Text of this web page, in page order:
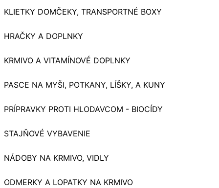
KLIETKY DOMČEKY, TRANSPORTNÉ BOXY
HRAČKY A DOPLNKY
KRMIVO A VITAMÍNOVÉ DOPLNKY
PASCE NA MYŠI, POTKANY, LÍŠKY, A KUNY
PRÍPRAVKY PROTI HLODAVCOM - BIOCÍDY
STAJŇOVÉ VYBAVENIE
NÁDOBY NA KRMIVO, VIDLY
ODMERKY A LOPATKY NA KRMIVO